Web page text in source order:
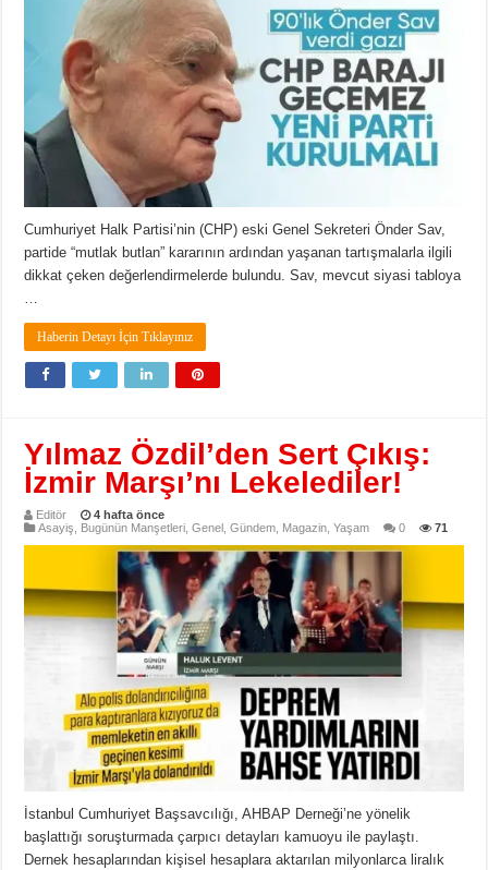
Cumhuriyet Halk Partisi’nin (CHP) eski Genel Sekreteri Önder Sav,
partide “mutlak butlan” kararının ardından yaşanan tartışmalarla ilgili
dikkat çeken değerlendirmelerde bulundu. Sav, mevcut siyasi tabloya
…
Haberin Detayı İçin Tıklayınız
Yılmaz Özdil’den Sert Çıkış:
İzmir Marşı’nı Lekelediler!
Editör
4 hafta önce
Asayiş, Bugünün Manşetleri,Genel ,Gündem, Magazin,Yaşam 0 71
İstanbul Cumhuriyet Başsavcılığı, AHBAP Derneği’ne yönelik
başlattığı soruşturmada çarpıcı detayları kamuoyu ile paylaştı.
Dernek hesaplarından kişisel hesaplara aktarılan milyonlarca liralık